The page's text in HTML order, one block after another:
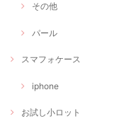
その他
パール
スマフォケース
iphone
お試し小ロット